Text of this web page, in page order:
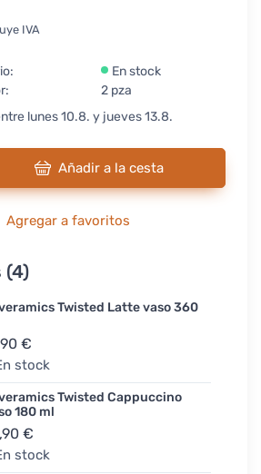
IVA
En stock
2 pza
lunes 10.8. y jueves 13.8.
Añadir a la cesta
Agregar a favoritos
(4)
Twisted Latte vaso 360
€
stock
Twisted Cappuccino
180 ml
€
stock